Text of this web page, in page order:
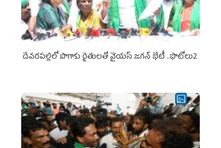
దేవరపల్లిలో పొగాకు రైతులతో వైయస్ జగన్ భేటీ ..ఫొటోలు2